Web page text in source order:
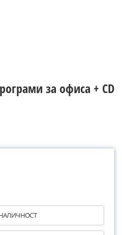
за офиса + CD